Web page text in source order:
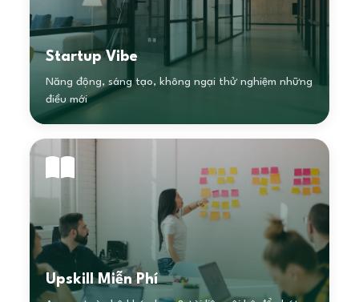
Startup Vibe
Năng động, sáng tạo, không ngại thử nghiệm những
điều mới
Upskill Miễn Phí